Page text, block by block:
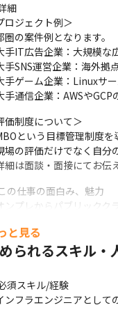
細
ロジェクト例＞
圏の案件例となります。
手IT広告企業：大規模な
手SNS運営企業：海外拠
手ゲーム企業：Linuxサ
手通信企業：AWSや
価制度について＞
という目標管理制度
場の評価だけでなく自
は面談・面接にてお伝
の仕事の面白み、魅力
ンプレからパブリック
件定義/基本設計/構築/マ
と見る
られるスキル・
須スキル/経験
ンフラエンジニアとし